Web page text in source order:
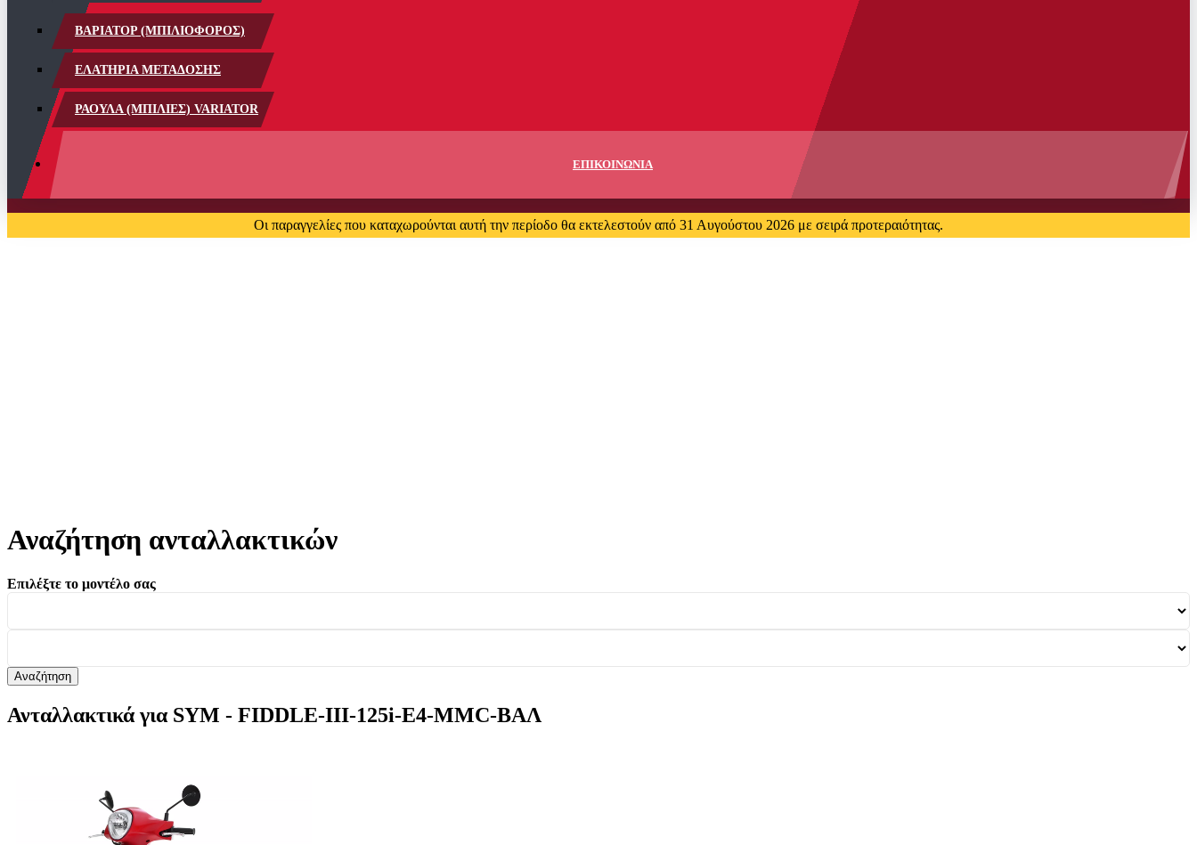
ΒΑΡΙΑΤΟΡ (ΜΠΙΛΙΟΦΟΡΟΣ)
ΕΛΑΤΗΡΙΑ ΜΕΤΑΔΟΣΗΣ
ΡΑΟΥΛΑ (ΜΠΙΛΙΕΣ) VARIATOR
ΕΠΙΚΟΙΝΩΝΙΑ
Οι παραγγελίες που καταχωρούνται αυτή την περίοδο θα εκτελεστούν από 31 Αυγούστου 2026 με σειρά προτεραιότητας.
Αναζήτηση ανταλλακτικών
Επιλέξτε το μοντέλο σας
Αναζήτηση
Ανταλλακτικά για SYM - FIDDLE-III-125i-E4-MMC-ΒΑΛ